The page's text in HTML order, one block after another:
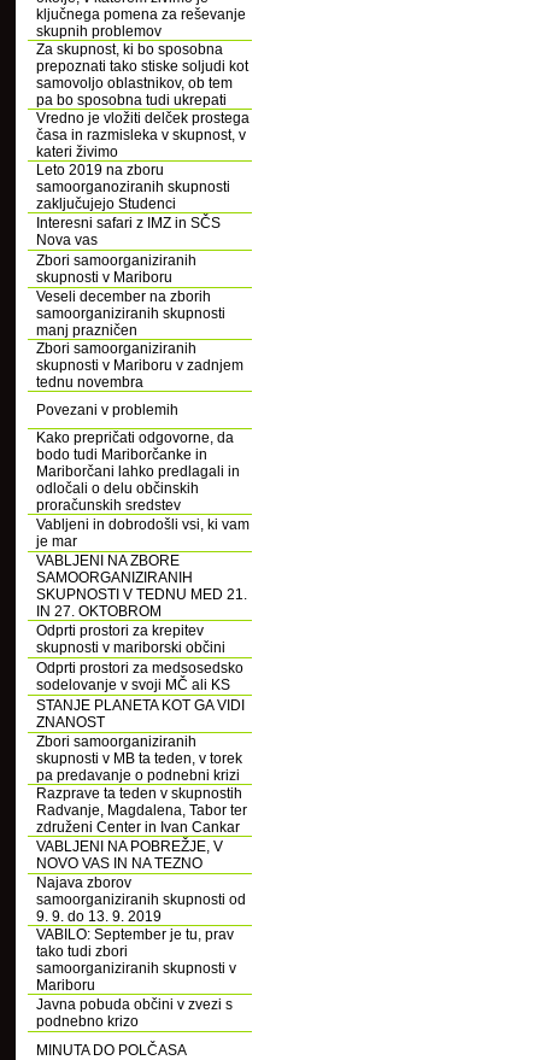
ključnega pomena za reševanje
skupnih problemov
Za skupnost, ki bo sposobna
prepoznati tako stiske soljudi kot
samovoljo oblastnikov, ob tem
pa bo sposobna tudi ukrepati
Vredno je vložiti delček prostega
časa in razmisleka v skupnost, v
kateri živimo
Leto 2019 na zboru
samoorganoziranih skupnosti
zaključujejo Studenci
Interesni safari z IMZ in SČS
Nova vas
Zbori samoorganiziranih
skupnosti v Mariboru
Veseli december na zborih
samoorganiziranih skupnosti
manj prazničen
Zbori samoorganiziranih
skupnosti v Mariboru v zadnjem
tednu novembra
Povezani v problemih
Kako prepričati odgovorne, da
bodo tudi Mariborčanke in
Mariborčani lahko predlagali in
odločali o delu občinskih
proračunskih sredstev
Vabljeni in dobrodošli vsi, ki vam
je mar
VABLJENI NA ZBORE
SAMOORGANIZIRANIH
SKUPNOSTI V TEDNU MED 21.
IN 27. OKTOBROM
Odprti prostori za krepitev
skupnosti v mariborski občini
Odprti prostori za medsosedsko
sodelovanje v svoji MČ ali KS
STANJE PLANETA KOT GA VIDI
ZNANOST
Zbori samoorganiziranih
skupnosti v MB ta teden, v torek
pa predavanje o podnebni krizi
Razprave ta teden v skupnostih
Radvanje, Magdalena, Tabor ter
združeni Center in Ivan Cankar
VABLJENI NA POBREŽJE, V
NOVO VAS IN NA TEZNO
Najava zborov
samoorganiziranih skupnosti od
9. 9. do 13. 9. 2019
VABILO: September je tu, prav
tako tudi zbori
samoorganiziranih skupnosti v
Mariboru
Javna pobuda občini v zvezi s
podnebno krizo
MINUTA DO POLČASA